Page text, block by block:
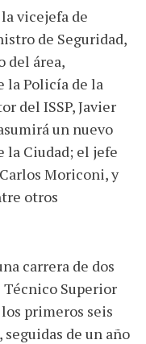
vicejefa de
de Seguridad,
del área,
la Policía de la
del ISSP, Javier
un nuevo
la Ciudad; el jefe
Moriconi, y
otros
carrera de dos
Superior
primeros seis
de un año